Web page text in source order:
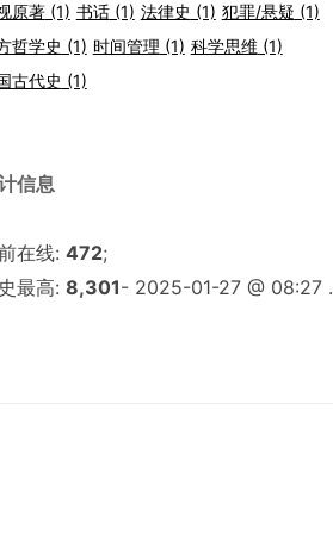
原著(1) 书话(1) 法律史 (1) 犯罪/悬疑 (1)
哲学史 (1) 时间管理 (1) 科学思维(1)
古代史 (1)
信息
在线: 472;
最高: 8,301- 2025-01-27 @ 08:27 .